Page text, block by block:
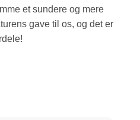
et sundere og mere
gave til os, og det er